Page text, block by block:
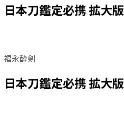
日本刀鑑定必携 拡大版
福永酔剣
日本刀鑑定必携 拡大版